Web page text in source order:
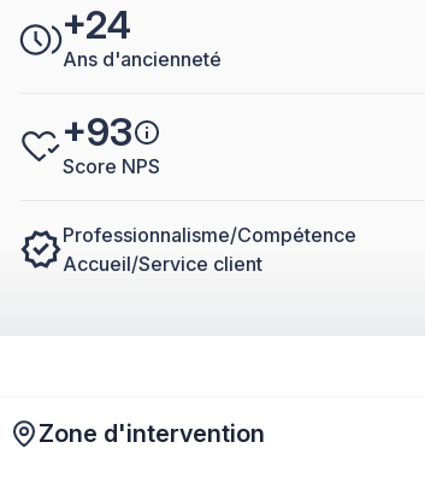
+24
Ans d'ancienneté
+93
Score NPS
Professionnalisme/Compétence
Accueil/Service client
Zone d'intervention